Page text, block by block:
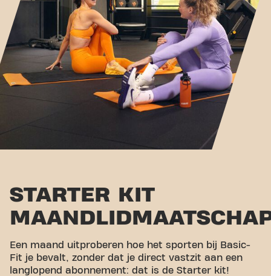
STARTER KIT
Een maand uitproberen hoe het sporten bij Basic-
Fit je bevalt, zonder dat je direct vastzit aan een
langlopend abonnement: dat is de Starter kit!